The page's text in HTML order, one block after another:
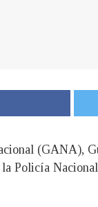
(GANA),
Policía